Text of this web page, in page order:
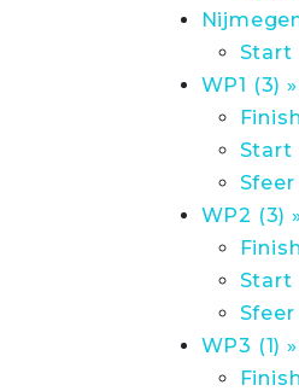
Start
WP1 (3) »
Finish
Start
Sfeer
WP2 (3) »
Finish
Start
Sfeer
WP3 (1) »
Finish